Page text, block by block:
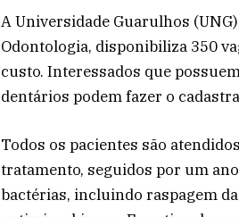
A Universidade Guarulhos
Odontologia, disponibiliza 350
custo. Interessados que
dentários podem fazer o
Todos os pacientes são
tratamento, seguidos por um
bactérias, incluindo raspagem